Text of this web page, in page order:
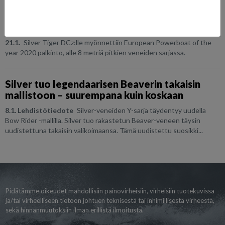
21.1. Silver Tiger DCz:lle myönnettiin European Powerboat of the
year 2020 palkinto, alle 8 metriä pitkien veneiden sarjassa.
Silver tuo legendaarisen Beaverin takaisin
mallistoon – suurempana kuin koskaan
8.1. Lehdistötiedote Silver-veneiden Y-sarja täydentyy uudella
Bow Rider -mallilla. Silver tuo rakastetun Beaver-veneen täysin
uudistettuna takaisin valikoimaansa. Tämä uudistettu suosikki...
Pidätämme oikeudet mahdollisiin painovirheisiin, virheisiin tuotekuvissa
ja/tai virheelliseen tietoon johtuen teknisestä tai inhimillisestä virheestä,
sekä hinnanmuutoksiin ilman erillistä ilmoitusta.